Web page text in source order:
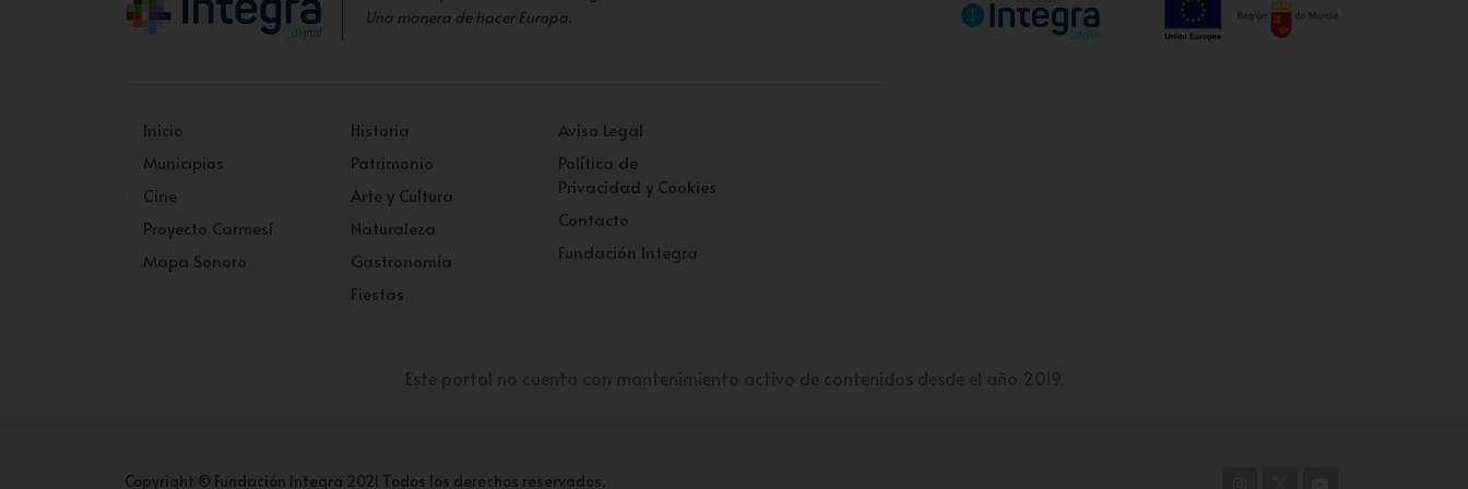
Una manera de hacer Europa.
Inicio
Municipios
Cine
Proyecto Carmesí
Mapa Sonoro
Historia
Patrimonio
Arte y Cultura
Naturaleza
Gastronomía
Fiestas
Aviso Legal
Política de
Privacidad y Cookies
Contacto
Fundación Integra
Copyright © Fundación Integra 2021 Todos los derechos reservados.